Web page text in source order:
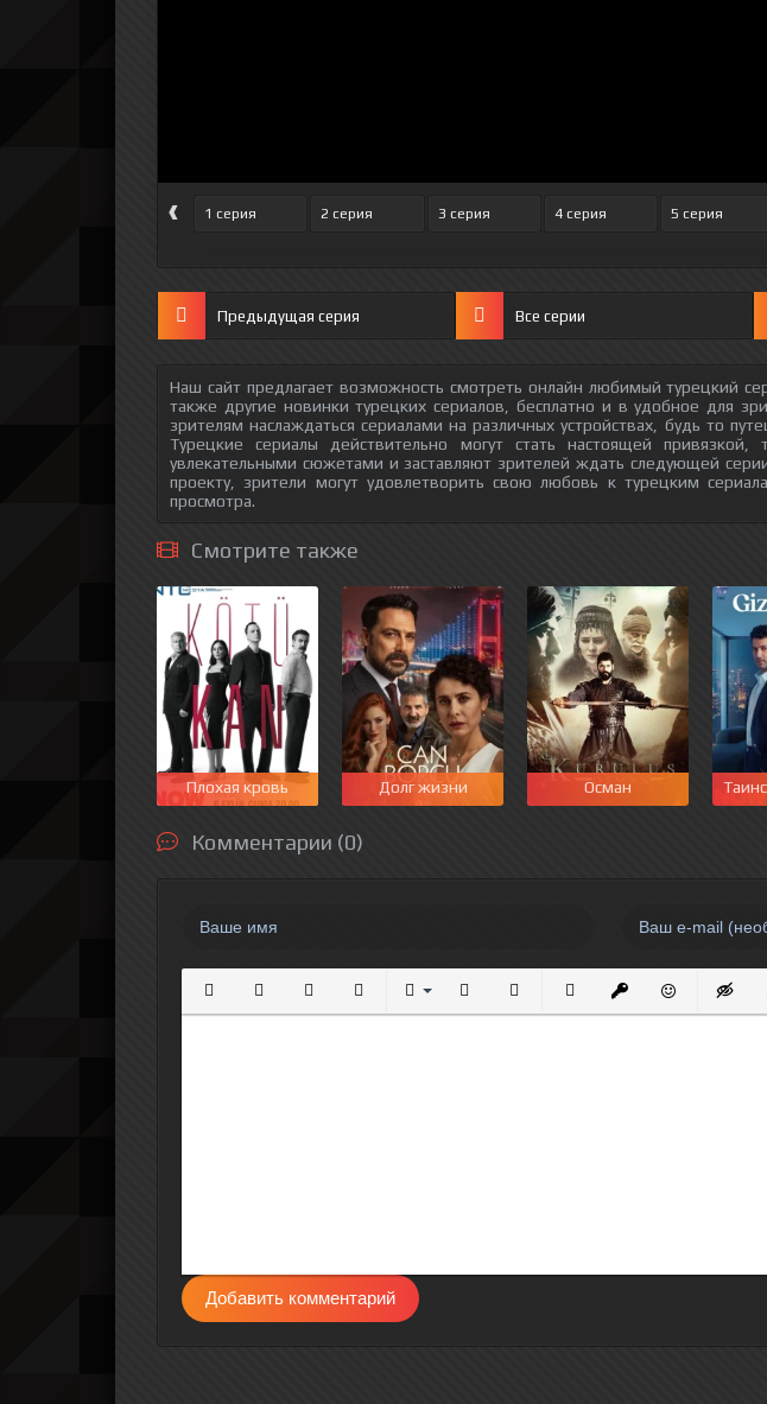
‹ 1 серия 2 серия 3 серия 4 серия 5 серия
Предыдущая серия Все серии
Наш сайт предлагает возможность смотреть онлайн любимый турецкий
также другие новинки турецких сериалов, бесплатно и в удобное для
зрителям наслаждаться сериалами на различных устройствах, будь то
Турецкие сериалы действительно могут стать настоящей
увлекательными сюжетами и заставляют зрителей ждать следующей
проекту, зрители могут удовлетворить свою любовь к турецким
просмотра.
Смотрите также
Плохая кровь Долг жизни Осман
Комментарии (0)
Полужирный
КурсивПодчеркнутый
ЗачеркнутыйВыравнивание
Нумерованный список
Маркированный список
Вставить ссылку
ВставитьВставить
Добавить комментарий